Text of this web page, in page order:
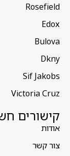
Rosefield
Edox
Bulova
Dkny
Sif Jakobs
Victoria Cruz
קישורים
אודות
צור קשר